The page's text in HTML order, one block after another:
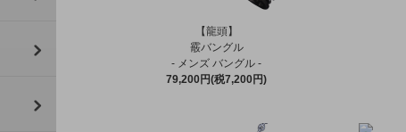
【龍頭】
霰バングル
- メンズ バングル -
79,200円(税7,200円)